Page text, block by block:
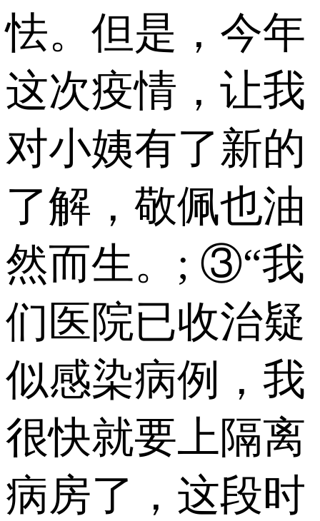
怯。但是，今年
这次疫情，让我
对小姨有了新的
了解，敬佩也油
然而生。; ③“我
们医院已收治疑
似感染病例，我
很快就要上隔离
病房了，这段时